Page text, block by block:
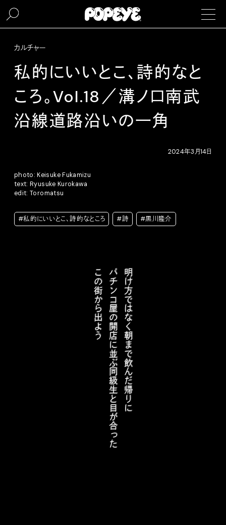
カルチャー
私的にいいとこ、詩的なと
ころ。Vol.18／溝ノ口南武
沿線道路沿いの一角
2024年3月14日
photo: Keisuke Fukamizu
text: Ryusuke Kurokawa
edit: Toromatsu
#私的にいいとこ、詩的なところ #詩 #黒川隆介
明け方ではなく朝まで飲んだ帰りに
パチンコ屋の開店に並ぶ同級生と目が合った
この街から出よう